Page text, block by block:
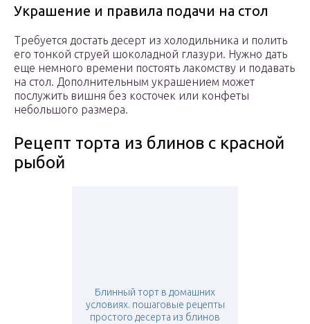
Украшение и правила подачи на стол
Требуется достать десерт из холодильника и полить
его тонкой струей шоколадной глазури. Нужно дать
еще немного времени постоять лакомству и подавать
на стол. Дополнительным украшением может
послужить вишня без косточек или конфеты
небольшого размера.
Рецепт торта из блинов с красной
рыбой
Блинный торт в домашних
условиях. пошаговые рецепты
простого десерта из блинов